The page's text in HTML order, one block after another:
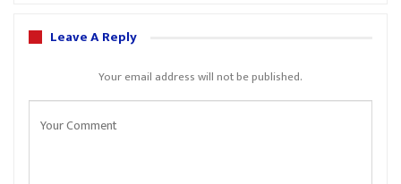
Leave A Reply
Your email address will not be published.